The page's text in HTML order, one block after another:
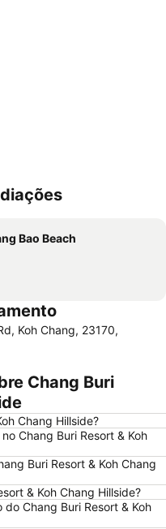
Bao Beach
Koh Chang, 23170,
Chang Buri
Chang Hillside?
Chang Buri Resort & Koh
Buri Resort & Koh Chang
& Koh Chang Hillside?
Chang Buri Resort & Koh